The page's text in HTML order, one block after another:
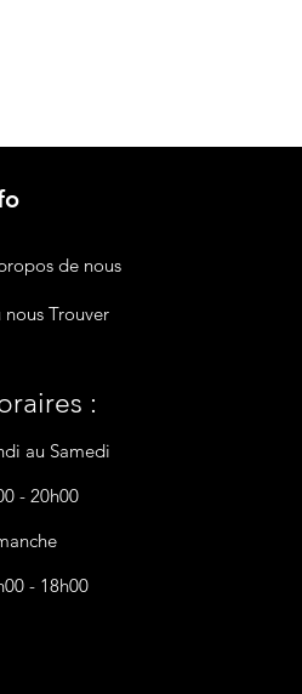
nous Trouver
:
au Samedi
- 20h00
- 18h00
de nous